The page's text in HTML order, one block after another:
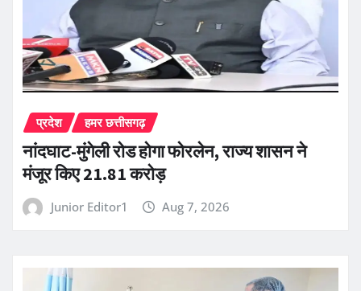
प्रदेश हमर छत्तीसगढ़
नांदघाट-मुंगेली रोड होगा फोरलेन, राज्य शासन ने
मंजूर किए 21.81 करोड़
Junior Editor1 Aug 7, 2026